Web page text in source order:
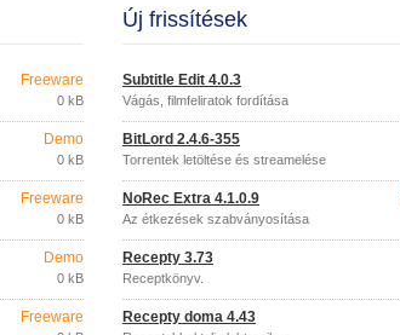
Freeware
0 kB
Demo
0 kB
Freeware
0 kB
Demo
0 kB
Freeware
Új frissítések
Subtitle Edit 4.0.3
Vágás, filmfeliratok fordítása
BitLord 2.4.6-355
Torrentek letöltése és streamelése
NoRec Extra 4.1.0.9
Az étkezések szabványosítása
Recepty 3.73
Receptkönyv.
Recepty doma 4.43